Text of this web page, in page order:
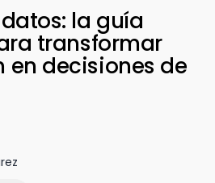
la guía
transformar
decisiones de